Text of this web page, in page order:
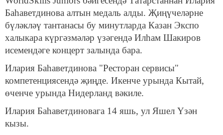
Баһаветдинова алтын медаль алды. Җиңүчеләрне
бүләкләү тантанасы бу минутларда Казан Экспо
халыкара күргәзмәләр үзәгендә Илһам Шакиров
исемендәге концерт залында бара.
Илария Баһаветдинова "Ресторан сервисы"
компетенциясендә җиңде. Икенче урында Кытай,
өченче урында Нидерланд вәкиле.
Илария Баһаветдиновага 14 яшь, ул Яшел Үзән
кызы.